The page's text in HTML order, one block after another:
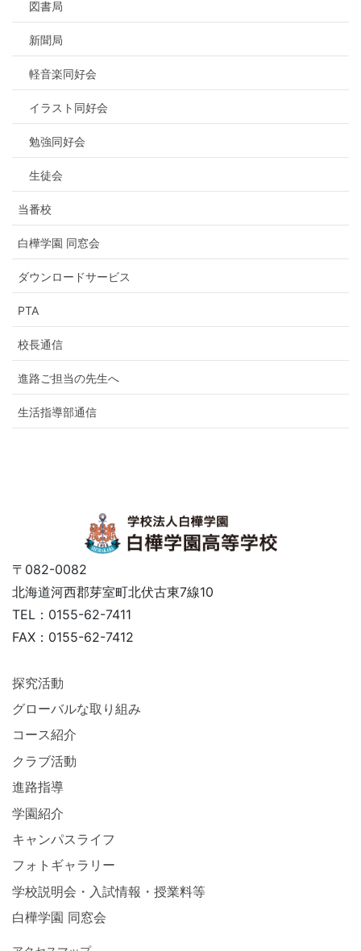
図書局
新聞局
軽音楽同好会
イラスト同好会
勉強同好会
生徒会
当番校
白樺学園 同窓会
ダウンロードサービス
PTA
校長通信
進路ご担当の先生へ
生活指導部通信
〒082-0082
北海道河西郡芽室町北伏古東7線10
TEL：0155-62-7411
FAX：0155-62-7412
探究活動
グローバルな取り組み
コース紹介
クラブ活動
進路指導
学園紹介
キャンパスライフ
フォトギャラリー
学校説明会・入試情報・授業料等
白樺学園 同窓会